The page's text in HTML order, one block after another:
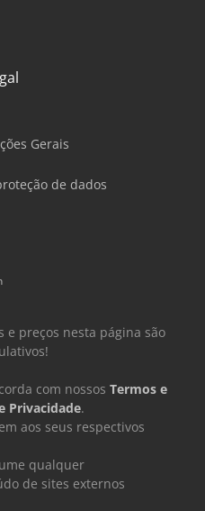
Gerais
de dados
e preços nesta página são
com nossos Termos e
Privacidade.
aos seus respectivos
qualquer
de sites externos